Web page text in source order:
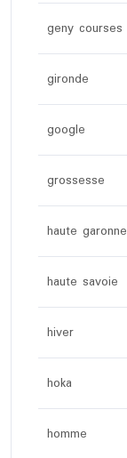
geny courses
gironde
google
grossesse
haute garonne
haute savoie
hiver
hoka
homme